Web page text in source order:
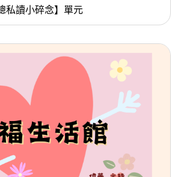
讀小碎念】單元